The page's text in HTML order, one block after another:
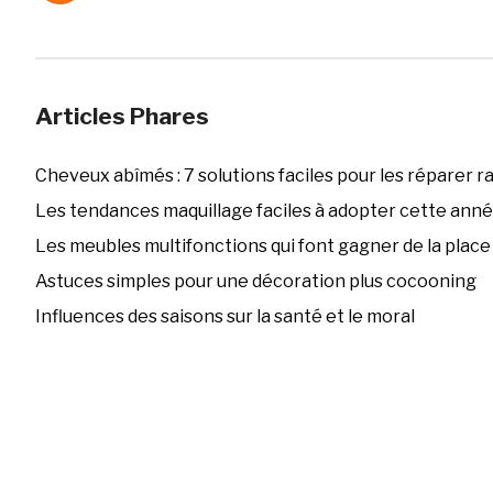
Articles Phares
Cheveux abîmés : 7 solutions faciles pour les réparer
Les tendances maquillage faciles à adopter cette
Les meubles multifonctions qui font gagner de la place
Astuces simples pour une décoration plus cocooning
Influences des saisons sur la santé et le moral